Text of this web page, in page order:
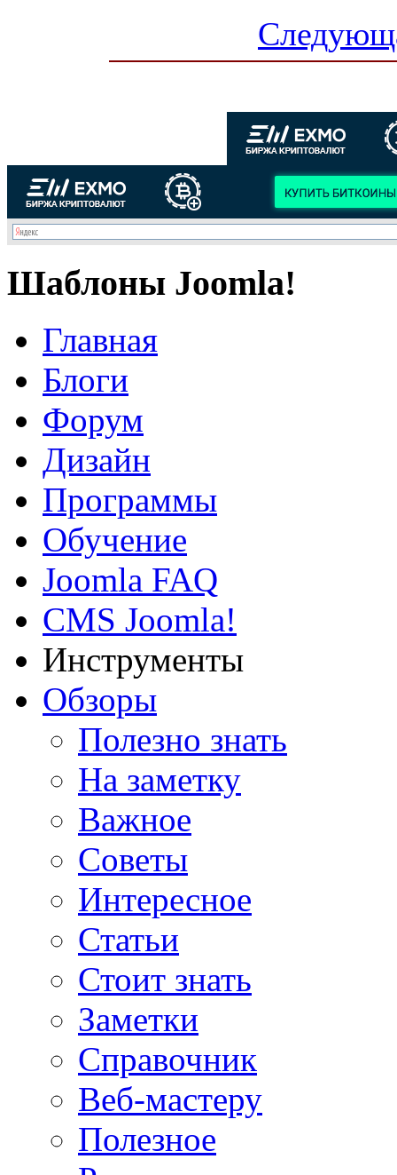
Шаблоны Joomla!
Главная
Блоги
Форум
Дизайн
Программы
Обучение
Joomla FAQ
CMS Joomla!
Инструменты
Обзоры
Полезно знать
На заметку
Важное
Советы
Интересное
Статьи
Стоит знать
Заметки
Справочник
Веб-мастеру
Полезное